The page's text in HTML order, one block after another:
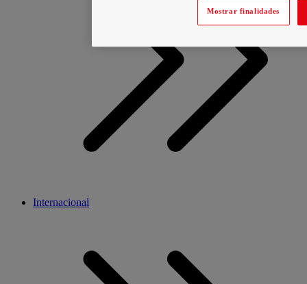
Internacional
Mostrar finalidades